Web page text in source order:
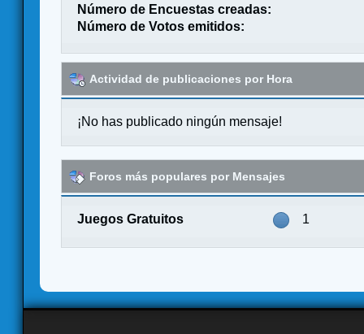
Número de Encuestas creadas:
Número de Votos emitidos:
Actividad de publicaciones por Hora
¡No has publicado ningún mensaje!
Foros más populares por Mensajes
Juegos Gratuitos 1